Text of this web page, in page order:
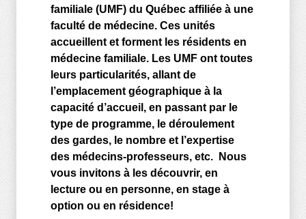
familiale (UMF) du Québec affiliée à une
faculté de médecine. Ces unités
accueillent et forment les résidents en
médecine familiale. Les UMF ont toutes
leurs particularités, allant de
l’emplacement géographique à la
capacité d’accueil, en passant par le
type de programme, le déroulement
des gardes, le nombre et l’expertise
des médecins-professeurs, etc. Nous
vous invitons à les découvrir, en
lecture ou en personne, en stage à
option ou en résidence!